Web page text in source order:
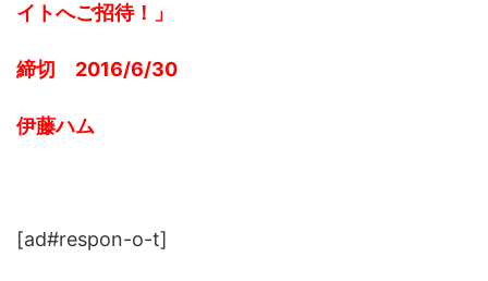
イトへご招待！」
締切 2016/6/30
伊藤ハム
[ad#respon-o-t]